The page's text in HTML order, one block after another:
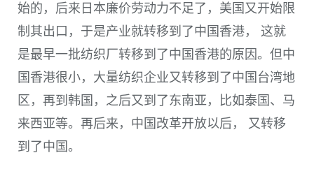
始的，后来日本廉价劳动力不足了，美国又开始限
制其出口，于是产业就转移到了中国香港， 这就
是最早一批纺织厂转移到了中国香港的原因。但中
国香港很小，大量纺织企业又转移到了中国台湾地
区，再到韩国，之后又到了东南亚，比如泰国、马
来西亚等。再后来，中国改革开放以后， 又转移
到了中国。